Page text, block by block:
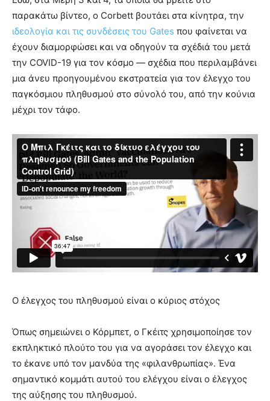
παρακάτω βίντεο, ο Corbett βουτάει στα κίνητρα, την
ιδεολογία και τις συνδέσεις του Gates που φαίνεται να
έχουν διαμορφώσει και να οδηγούν τα σχέδιά του μετά
την COVID-19 για τον κόσμο — σχέδια που περιλαμβάνει
μια άνευ προηγουμένου εκστρατεία για τον έλεγχο του
παγκόσμιου πληθυσμού στο σύνολό του, από την κούνια
μέχρι τον τάφο.
Ο έλεγχος του πληθυσμού είναι ο κύριος στόχος
Όπως σημειώνει ο Κόρμπετ, ο Γκέιτς χρησιμοποίησε τον
εκπληκτικό πλούτο του για να αγοράσει τον έλεγχο και
το έκανε υπό τον μανδύα της «φιλανθρωπίας». Ένα
σημαντικό κομμάτι αυτού του ελέγχου είναι ο έλεγχος
της αύξησης του πληθυσμού.